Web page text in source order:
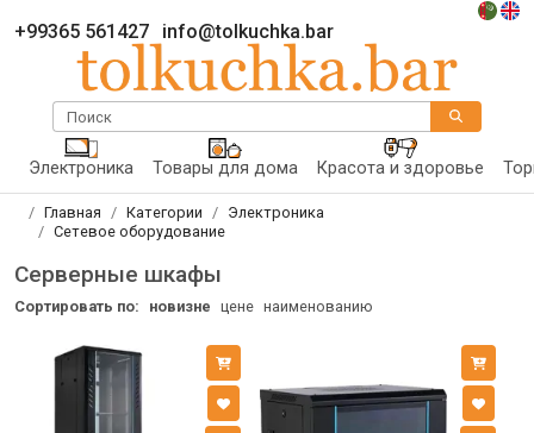
+99365 561427 info@tolkuchka.bar
Поиск
Электроника Товары для дома Красота и здоровье
Главная Категории
Электроника
Сетевое оборудование
Серверные шкафы
Сортировать по: новизне цене наименованию